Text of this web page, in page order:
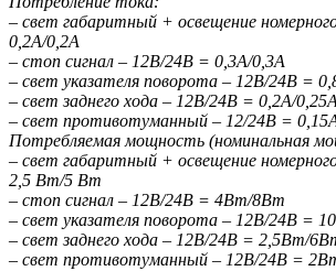
– свет габаритный + освещение
0,2А/0,2A
– стоп сигнал – 12В/24В = 0,3A/0,3A
– свет указателя поворота – 12В/24В =
– свет заднего хода – 12В/24В = 0,2A/
– свет противотуманный – 12/24В =
Потребляемая мощность (номинальная
– свет габаритный + освещение
2,5 Вт/5 Вт
– стоп сигнал – 12В/24В = 4Вт/8Вт
– свет указателя поворота – 12В/24В =
– свет заднего хода – 12В/24B = 2,5Вт/
– свет противотуманный – 12В/24B =